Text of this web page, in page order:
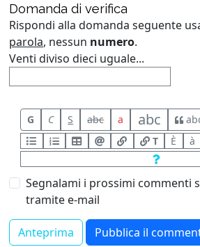
Domanda di verifica
Rispondi alla domanda seguente
parola, nessun numero.
Venti diviso dieci uguale...
G C S abc a abc
T
È à
Segnalami i prossimi commenti
tramite e-mail